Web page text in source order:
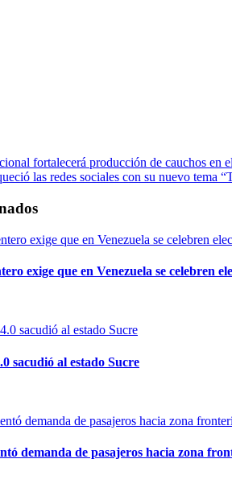
fortalecerá producción de cauchos en
las redes sociales con su nuevo tema
exige que en Venezuela se celebren
sacudió al estado Sucre
demanda de pasajeros hacia zona